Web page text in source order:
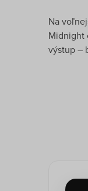
Na
Midnight
výstup –